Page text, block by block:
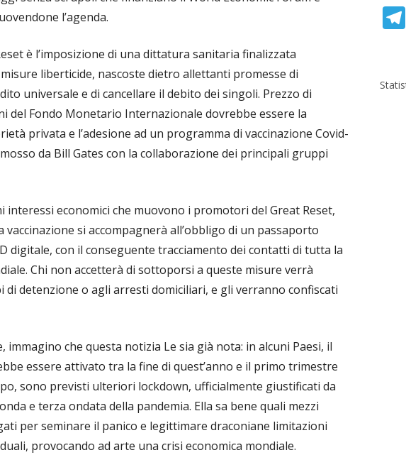
l’agenda.
è l’imposizione di una dittatura sanitaria finalizzata
liberticide, nascoste dietro allettanti promesse di
universale e di cancellare il debito dei singoli. Prezzo di
del Fondo Monetario Internazionale dovrebbe essere la
privata e l’adesione ad un programma di vaccinazione Covid-
da Bill Gates con la collaborazione dei principali gruppi
interessi economici che muovono i promotori del Great Reset,
vaccinazione si accompagnerà all’obbligo di un passaporto
digitale, con il conseguente tracciamento dei contatti di tutta la
Chi non accetterà di sottoporsi a queste misure verrà
di detenzione o agli arresti domiciliari, e gli verranno confiscati
immagino che questa notizia Le sia già nota: in alcuni Paesi, il
essere attivato tra la fine di quest’anno e il primo trimestre
sono previsti ulteriori lockdown, ufficialmente giustificati da
e terza ondata della pandemia. Ella sa bene quali mezzi
per seminare il panico e legittimare draconiane limitazioni
provocando ad arte una crisi economica mondiale.